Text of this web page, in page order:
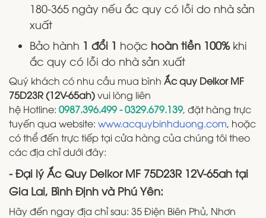
180-365 ngày nếu ắc quy có lỗi do nhà sản
xuất
Bảo hành 1 đổi 1 hoặc hoàn tiền 100%khi
ắc quy có lỗi do nhà sản xuất
Quý khách có nhu cầu mua bình Ắc quy Delkor MF
75D23R (12V-65ah)vui lòng liên
hệ Hotline: 0987.396.499 - 0329.679.139, đặt hàng trực
tuyến qua website: www.acquybinhduong.com, hoặc
có thể đến trực tiếp tại cửa hàng của chúng tôi theo
các địa chỉ dưới đây:
- Đại lý Ắc Quy Delkor MF 75D23R 12V-65ah tại
Gia Lai, Bình Định và Phú Yên:
Hãy đến ngay địa chỉ sau: 35 Điện Biên Phủ, Nhơn